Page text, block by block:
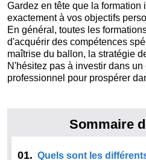
Gardez en tête que la formation
exactement à vos objectifs
En général, toutes les
d'acquérir des compétences
maîtrise du ballon, la stratégie
N'hésitez pas à investir dans un
professionnel pour prospérer
Sommaire
01. Quels sont les